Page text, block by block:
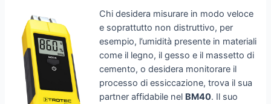
Chi desidera misurare in modo veloce
e soprattutto non distruttivo, per
esempio, l’umidità presente in materiali
come il legno, il gesso e il massetto di
cemento, o desidera monitorare il
processo di essiccazione, trova il sua
partner affidabile nel BM40. Il suo